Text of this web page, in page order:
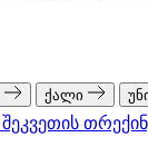
ქალი
შეკვეთის